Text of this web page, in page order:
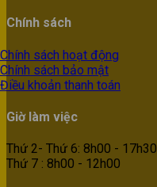
Chính sách
Chính sách hoạt động
Chính sách bảo mật
Điều khoản thanh toán
Giờ làm việc
Thứ 2- Thứ 6: 8h00 - 17h30
Thứ 7 : 8h00 - 12h00